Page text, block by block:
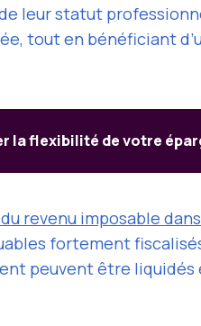
leur statut
tout en bénéficiant
la flexibilité de votre
revenu imposable
fortement
peuvent être